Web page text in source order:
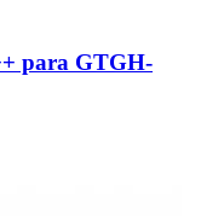
para GTGH-